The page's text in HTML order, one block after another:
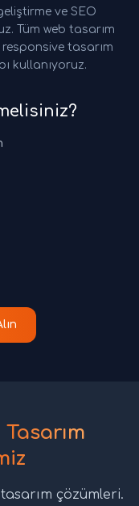
ve SEO
Tüm web tasarım
tasarım
kullanıyoruz.
çözümleri.